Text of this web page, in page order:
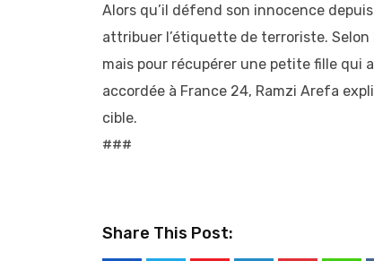
Alors qu’il défend son innocence
attribuer l’étiquette de terroriste. Selon
mais pour récupérer une petite fille qui
accordée à France 24, Ramzi Arefa
cible.
###
Share This Post: